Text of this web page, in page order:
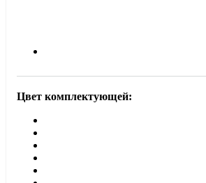
Цвет комплектующей: